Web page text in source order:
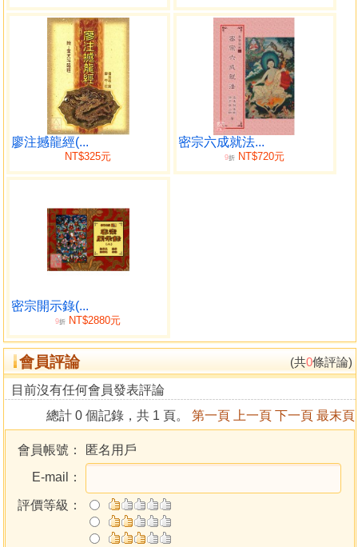
廖注撼龍經(...
NT$325元
密宗六成就法...
9折 NT$720元
密宗開示錄(...
9折 NT$2880元
會員評論 (共0條評論)
目前沒有任何會員發表評論
總計 0 個記錄，共 1 頁。 第一頁 上一頁 下一頁 最末頁
會員帳號：
匿名用戶
E-mail：
評價等級：